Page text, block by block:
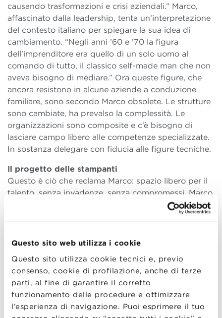
Questo sito web utilizza i cookie
Questo sito utilizza cookie tecnici e, previo
consenso, cookie di profilazione, anche di terze
parti, al fine di garantire il corretto
funzionamento delle procedure e ottimizzare
l’esperienza di navigazione. Puoi esprimere il tuo
causando trasformazioni e crisi aziendali.” Marco,
affascinato dalla leadership, tenta un’interpretazione
del contesto italiano per spiegare la sua idea di
cambiamento. “Negli anni ’60 e ’70 la figura
dell’imprenditore era quello di un solo uomo al
comando di tutto, il classico self-made man che non
aveva bisogno di mediare.” Ora queste figure, che
ancora resistono in alcune aziende a conduzione
familiare, sono secondo Marco obsolete. Le strutture
sono cambiate, ha prevalso la complessità. Le
organizzazioni sono composite e c’è bisogno di
lasciare campo libero alle competenze specializzate.
In sostanza delegare con fiducia alle figure tecniche.
Il progetto delle stampanti
Questo è ciò che reclama Marco: spazio libero per il
talento, senza invadenze, senza compromessi. Marco
è uno che devi accettare per il valore aggiunto della
creatività e dell’intraprendenza. La sfera emotiva
Prendere o lasciare. “Dopo una prima esperienza
nell’ambito dell’electronic manufacturing e mi viene
subito affidato il progetto di una stampante a colori
per carte plastiche. Poi di una stampante per badge
e tessere con microchip.” L’azienda decide di tentare
la competizione sul mercato statunitense. “Mi